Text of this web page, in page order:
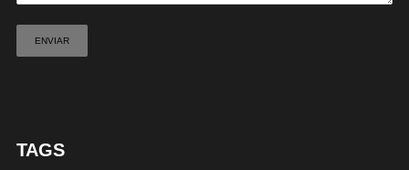
TAGS